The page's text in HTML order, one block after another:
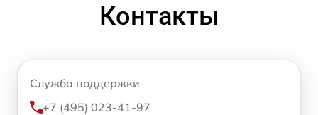
Контакты
Служба поддержки
+7 (495) 023-41-97